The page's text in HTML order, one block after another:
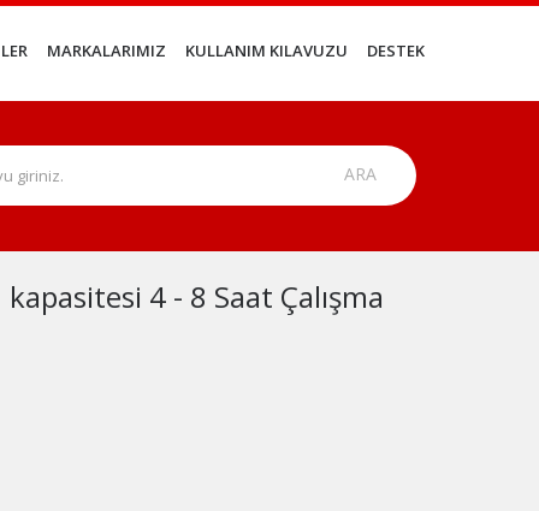
MARKALARIMIZ KULLANIM KILAVUZU DESTEK
4 - 8 Saat Çalışma